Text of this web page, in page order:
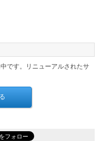
です。リニューアルされたサ